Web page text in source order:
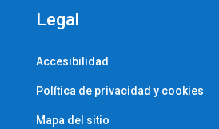
Legal
Accesibilidad
Política de privacidad y cookies
Mapa del sitio